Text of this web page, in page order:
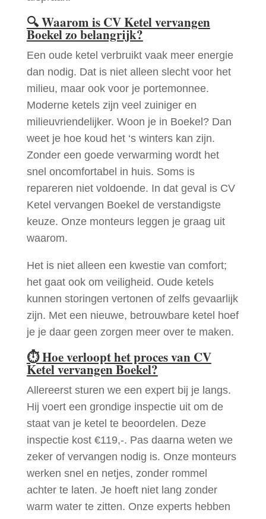
🔍Waarom is CV Ketel vervangen
Boekel zo belangrijk?
Een oude ketel verbruikt vaak meer energie
dan nodig. Dat is niet alleen slecht voor het
milieu, maar ook voor je portemonnee.
Moderne ketels zijn veel zuiniger en
milieuvriendelijker. Woon je in Boekel? Dan
weet je hoe koud het ‘s winters kan zijn.
Zonder een goede verwarming wordt het
snel oncomfortabel in huis. Soms is
repareren niet voldoende. In dat geval is CV
Ketel vervangen Boekel de verstandigste
keuze. Onze monteurs leggen je graag uit
waarom.
Het is niet alleen een kwestie van comfort;
het gaat ook om veiligheid. Oude ketels
kunnen storingen vertonen of zelfs gevaarlijk
zijn. Met een nieuwe, betrouwbare ketel hoef
je je daar geen zorgen meer over te maken.
⏱Hoe verloopt het proces van CV
Ketel vervangen Boekel?
Allereerst sturen we een expert bij je langs.
Hij voert een grondige inspectie uit om de
staat van je ketel te beoordelen. Deze
inspectie kost €119,-. Pas daarna weten we
zeker of vervangen nodig is. Onze monteurs
werken snel en netjes, zonder rommel
achter te laten. Je hoeft niet lang zonder
warm water te zitten. Onze experts hebben